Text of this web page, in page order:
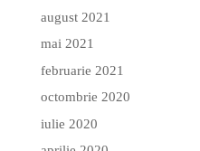
august 2021
mai 2021
februarie 2021
octombrie 2020
iulie 2020